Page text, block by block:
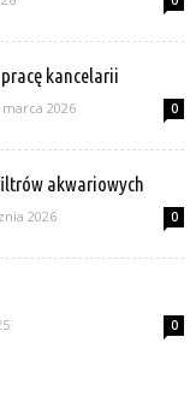
kancelarii
marca 2026 0
akwariowych
2026 0
0